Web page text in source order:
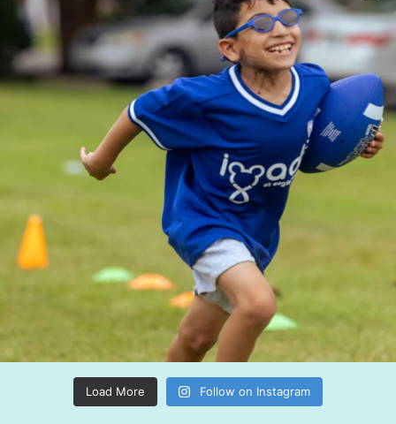
Load More Follow on Instagram